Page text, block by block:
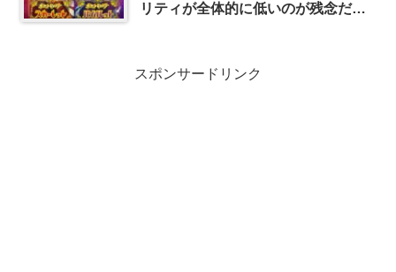
リティが全体的に低いのが残念だよ
スポンサードリンク